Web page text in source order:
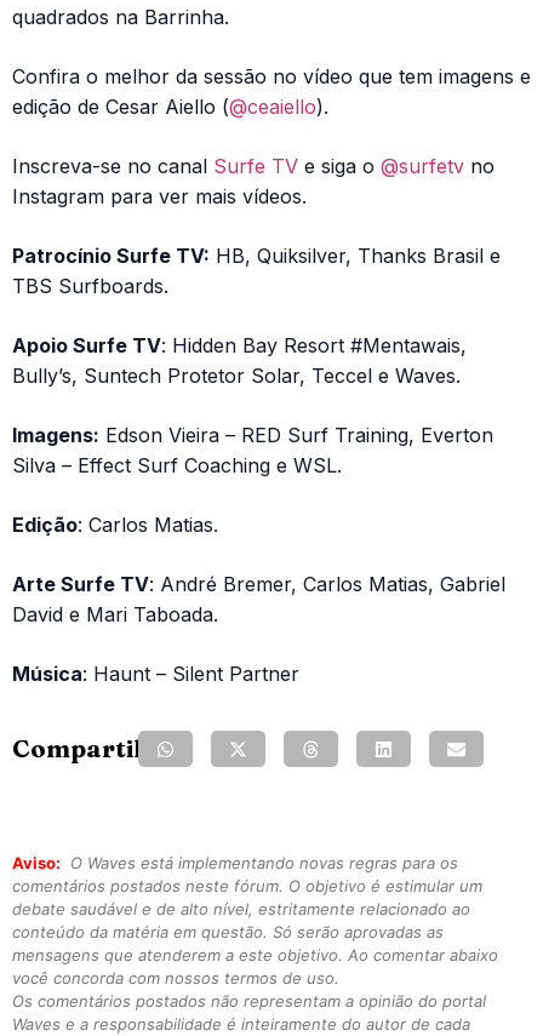
quadrados na Barrinha.
Confira o melhor da sessão no vídeo que tem imagens e
edição de Cesar Aiello (@ceaiello).
Inscreva-se no canal Surfe TV e siga o @surfetv no
Instagram para ver mais vídeos.
Patrocínio Surfe TV: HB, Quiksilver, Thanks Brasil e
TBS Surfboards.
Apoio Surfe TV: Hidden Bay Resort #Mentawais,
Bully’s, Suntech Protetor Solar, Teccel e Waves.
Imagens: Edson Vieira – RED Surf Training, Everton
Silva – Effect Surf Coaching e WSL.
Edição: Carlos Matias.
Arte Surfe TV: André Bremer, Carlos Matias, Gabriel
David e Mari Taboada.
Música: Haunt – Silent Partner
Compartilhe:
Aviso:
O Waves está implementando novas regras para os
comentários postados neste fórum. O objetivo é estimular um
debate saudável e de alto nível, estritamente relacionado ao
conteúdo da matéria em questão. Só serão aprovadas as
mensagens que atenderem a este objetivo. Ao comentar abaixo
você concorda com nossos termos de uso.
Os comentários postados não representam a opinião do portal
Waves e a responsabilidade é inteiramente do autor de cada